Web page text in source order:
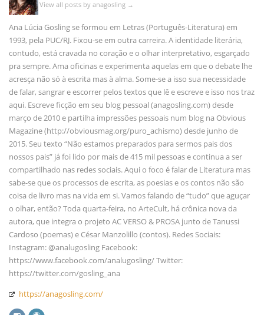
View all posts by anagosling →
Ana Lúcia Gosling se formou em Letras (Português-Literatura) em
1993, pela PUC/RJ. Fixou-se em outra carreira. A identidade literária,
contudo, está cravada no coração e o olhar interpretativo, esgarçado
pra sempre. Ama oficinas e experimenta aquelas em que o debate lhe
acresça não só à escrita mas à alma. Some-se a isso sua necessidade
de falar, sangrar e escorrer pelos textos que lê e escreve e isso nos traz
aqui. Escreve ficção em seu blog pessoal (anagosling.com) desde
março de 2010 e partilha impressões pessoais num blog na Obvious
Magazine (http://obviousmag.org/puro_achismo) desde junho de
2015. Seu texto “Não estamos preparados para sermos pais dos
nossos pais” já foi lido por mais de 415 mil pessoas e continua a ser
compartilhado nas redes sociais. Aqui o foco é falar de Literatura mas
sabe-se que os processos de escrita, as poesias e os contos não são
coisa de livro mas na vida em si. Vamos falando de “tudo” que aguçar
o olhar, então? Toda quarta-feira, no ArteCult, há crônica nova da
autora, que integra o projeto AC VERSO & PROSA junto de Tanussi
Cardoso (poemas) e César Manzolillo (contos). Redes Sociais:
Instagram: @analugosling Facebook:
https://www.facebook.com/analugosling/ Twitter:
https://twitter.com/gosling_ana
https://anagosling.com/